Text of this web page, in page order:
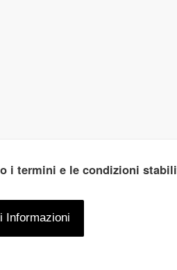
i termini e le condizioni